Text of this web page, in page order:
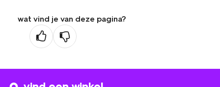
wat vind je van deze pagina?